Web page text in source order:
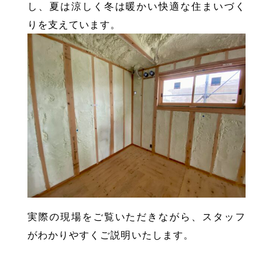
し、夏は涼しく冬は暖かい快適な住まいづく
りを支えています。
実際の現場をご覧いただきながら、スタッフ
がわかりやすくご説明いたします。